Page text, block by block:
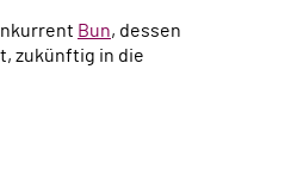
Bun, dessen
zukünftig in die